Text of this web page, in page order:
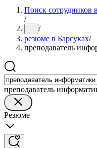
Поиск сотрудников
/
... /
резюме в Барсуках/
преподаватель
преподаватель
Резюме